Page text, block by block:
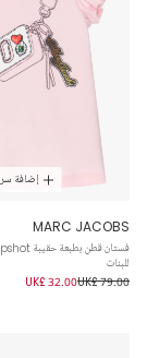
إضافة
MARC JACOBS
للبنات
UK£ 79.00
UK£ 32.00